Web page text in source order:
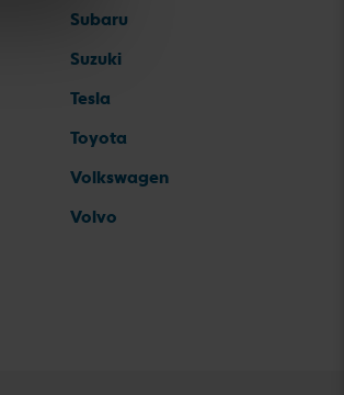
Subaru
Suzuki
Tesla
Toyota
Volkswagen
Volvo